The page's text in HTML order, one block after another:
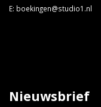
E: boekingen@studio1.nl
Nieuwsbrief